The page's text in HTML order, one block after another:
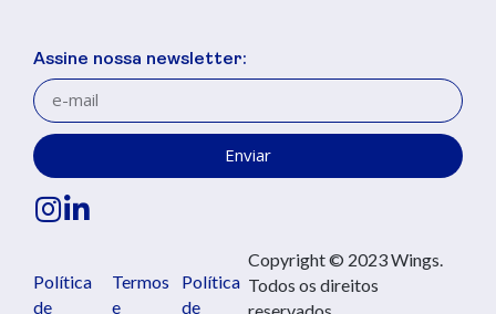
Assine nossa newsletter:
Enviar
Política
de
Termos
e
Política
de
Copyright © 2023 Wings.
Todos os direitos
reservados.